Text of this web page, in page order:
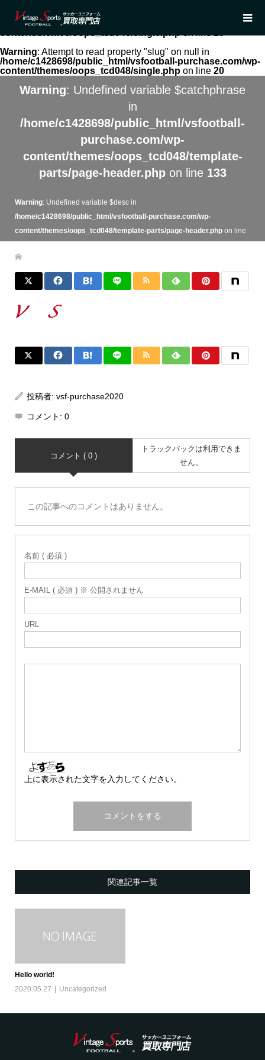
Warning
: Undefined array key 0 in
/home/c1428698/public_html/vsfootball-purchase.com/wp-
Warning: Attempt to read property "slug" on null in
/home/c1428698/public_html/vsfootball-purchase.com/wp-
content/themes/oops_tcd048/single.php on line 20
Warning: Undefined variable $catchphrase
in
/home/c1428698/public_html/vsfootball-
purchase.com/wp-
content/themes/oops_tcd048/template-
parts/page-header.phpon line 133
Warning: Undefined variable $desc in
/home/c1428698/public_html/vsfootball-purchase.com/wp-
content/themes/oops_tcd048/template-parts/page-header.phpon line
投稿者: vsf-purchase2020
コメント: 0
コメント ( 0 )
トラックバックは利用できま
せん。
この記事へのコメントはありません。
名前 ( 必須 )
E-MAIL ( 必須 ) ※ 公開されません
URL
上に表示された文字を入力してください。
関連記事一覧
Hello world!
2020.05.27
Uncategorized